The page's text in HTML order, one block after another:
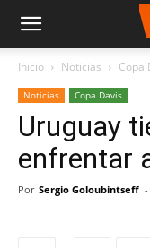
Inicio Noticias Copa
Noticias Copa Davis
Uruguay
enfrentar
Por Sergio Goloubintseff -